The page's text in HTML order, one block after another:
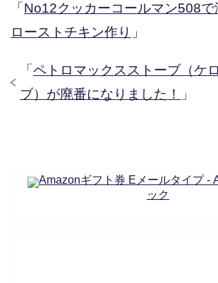
「 No12クッカーコールマン508で
ローストチキン作り 」
「ペトロマックスストーブ（ケ
ブ）が廃番になりました！
」
Amazonギフト券 Eメールタイプ -
ック